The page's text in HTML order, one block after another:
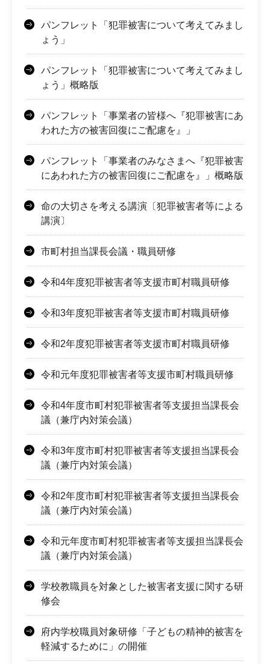
パンフレット「犯罪被害について考えてみまし
ょう」
パンフレット「犯罪被害について考えてみまし
ょう」概略版
パンフレット「事業者の皆様へ『犯罪被害にあ
われた方の被害回復にご配慮を』」
パンフレット「事業者のみなさまへ『犯罪被害
にあわれた方の被害回復にご配慮を』」概略版
命の大切さを考える講演〔犯罪被害者等による
講演〕
市町村担当課長会議・職員研修
令和4年度犯罪被害者等支援市町村職員研修
令和3年度犯罪被害者等支援市町村職員研修
令和2年度犯罪被害者等支援市町村職員研修
令和元年度犯罪被害者等支援市町村職員研修
令和4年度市町村犯罪被害者等支援担当課長会
議（兼庁内対策会議）
令和3年度市町村犯罪被害者等支援担当課長会
議（兼庁内対策会議）
令和2年度市町村犯罪被害者等支援担当課長会
議（兼庁内対策会議）
令和元年度市町村犯罪被害者等支援担当課長会
議（兼庁内対策会議）
学校教職員を対象とした被害者支援に関する研
修会
府内学校職員対象研修「子どもの精神的被害を
軽減するために」の開催